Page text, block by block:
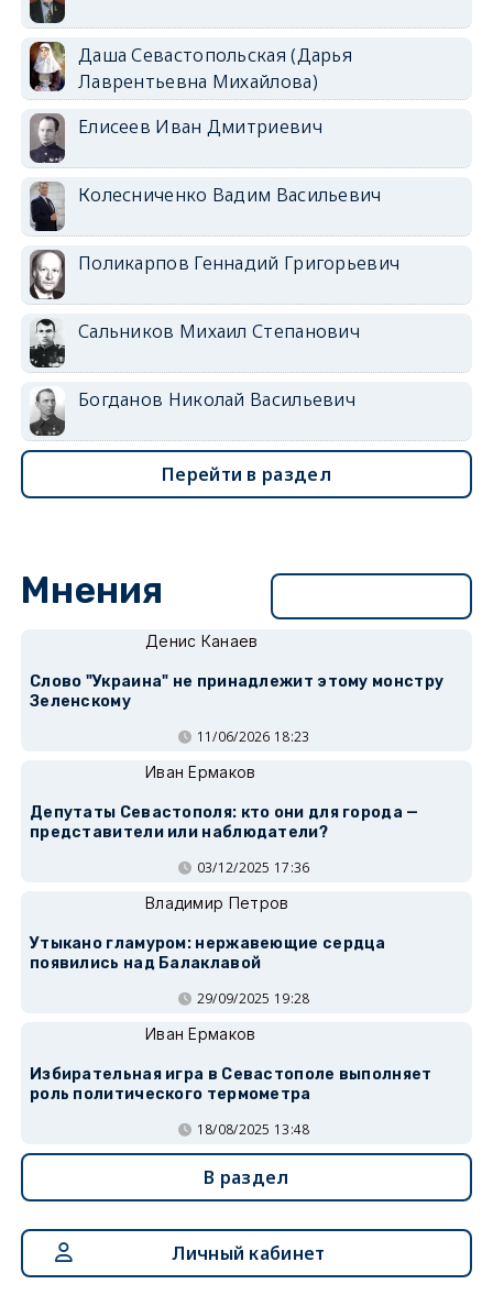
Даша Севастопольская (Дарья
Лаврентьевна Михайлова)
Елисеев Иван Дмитриевич
Колесниченко Вадим Васильевич
Поликарпов Геннадий Григорьевич
Сальников Михаил Степанович
Богданов Николай Васильевич
Перейти в раздел
Мнения
Денис Канаев
Слово "Украина" не принадлежит этому монстру
Зеленскому
11/06/2026 18:23
Иван Ермаков
Депутаты Севастополя: кто они для города —
представители или наблюдатели?
03/12/2025 17:36
Владимир Петров
Утыкано гламуром: нержавеющие сердца
появились над Балаклавой
29/09/2025 19:28
Иван Ермаков
Избирательная игра в Севастополе выполняет
роль политического термометра
18/08/2025 13:48
В раздел
Личный кабинет